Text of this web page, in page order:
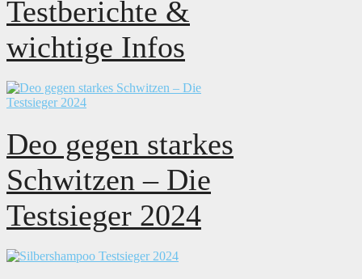
Testberichte &
wichtige Infos
Deo gegen starkes
Schwitzen – Die
Testsieger 2024